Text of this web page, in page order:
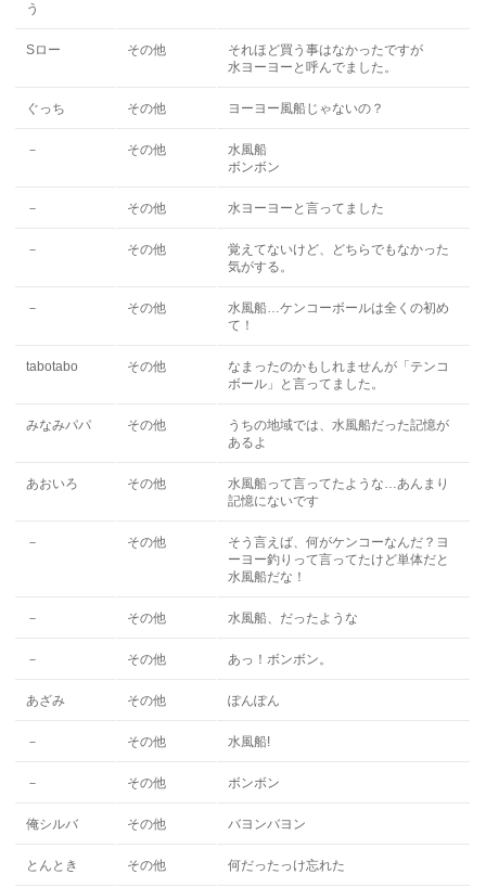
う
Sロー その他
それほど買う事はなかったですが
水ヨーヨーと呼んでました。
ぐっち その他 ヨーヨー風船じゃないの？
－ その他
水風船
ボンボン
－ その他 水ヨーヨーと言ってました
－ その他
覚えてないけど、どちらでもなかった
気がする。
－ その他
水風船…ケンコーボールは全くの初め
て！
tabotabo その他
なまったのかもしれませんが「テンコ
ボール」と言ってました。
みなみパパ その他
うちの地域では、水風船だった記憶が
あるよ
あおいろ その他
水風船って言ってたような…あんまり
記憶にないです
－ その他
そう言えば、何がケンコーなんだ？ヨ
ーヨー釣りって言ってたけど単体だと
水風船だな！
－ その他 水風船、だったような
－ その他 あっ！ボンボン。
あざみ その他 ぽんぽん
－ その他 水風船!
－ その他 ボンボン
俺シルバ その他 バヨンバヨン
とんとき その他 何だったっけ忘れた